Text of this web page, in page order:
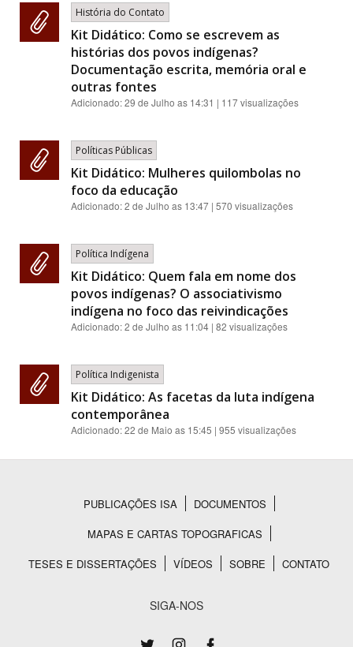
História do Contato
Kit Didático: Como se escrevem as
histórias dos povos indígenas?
Documentação escrita, memória oral e
outras fontes
Adicionado:29 de Julho as 14:31 | 117 visualizações
Políticas Públicas
Kit Didático: Mulheres quilombolas no
foco da educação
Adicionado:2 de Julho as 13:47 | 570 visualizações
Política Indígena
Kit Didático: Quem fala em nome dos
povos indígenas? O associativismo
indígena no foco das reivindicações
Adicionado:2 de Julho as 11:04 | 82 visualizações
Política Indigenista
Kit Didático: As facetas da luta indígena
contemporânea
Adicionado:22 de Maio as 15:45 | 955 visualizações
Rodapé
PUBLICAÇÕES ISA
DOCUMENTOS
MAPAS E CARTAS TOPOGRAFICAS
TESES E DISSERTAÇÕES
VÍDEOS SOBRE CONTATO
SIGA-NOS